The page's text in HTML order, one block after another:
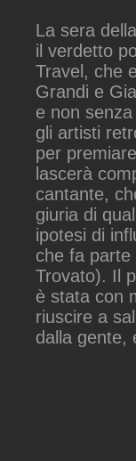
La sera
il verdetto
Travel, che
Grandi e
e non
gli artisti
per
lascerà
cantante,
giuria di
ipotesi di
che fa parte
Trovato). Il
è stata con
riuscire a
dalla gente,